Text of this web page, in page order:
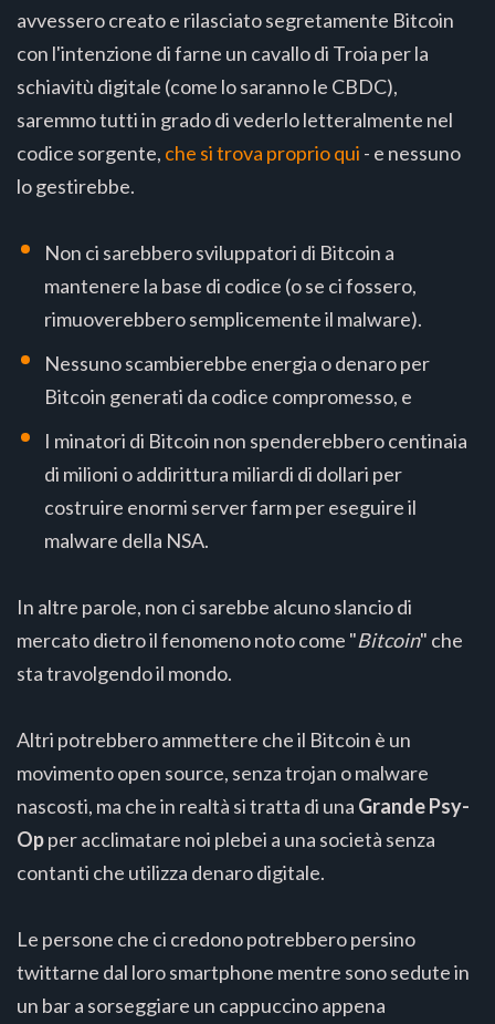
avvessero creato e rilasciato segretamente Bitcoin
con l'intenzione di farne un cavallo di Troia per la
schiavitù digitale (come lo saranno le CBDC),
saremmo tutti in grado di vederlo letteralmente nel
codice sorgente, che si trova proprio qui - e nessuno
lo gestirebbe.
Non ci sarebbero sviluppatori di Bitcoin a
mantenere la base di codice (o se ci fossero,
rimuoverebbero semplicemente il malware).
Nessuno scambierebbe energia o denaro per
Bitcoin generati da codice compromesso, e
I minatori di Bitcoin non spenderebbero centinaia
di milioni o addirittura miliardi di dollari per
costruire enormi server farm per eseguire il
malware della NSA.
In altre parole, non ci sarebbe alcuno slancio di
mercato dietro il fenomeno noto come "Bitcoin" che
sta travolgendo il mondo.
Altri potrebbero ammettere che il Bitcoin è un
movimento open source, senza trojan o malware
nascosti, ma che in realtà si tratta di una Grande Psy-
Opper acclimatare noi plebei a una società senza
contanti che utilizza denaro digitale.
Le persone che ci credono potrebbero persino
twittarne dal loro smartphone mentre sono sedute in
un bar a sorseggiare un cappuccino appena